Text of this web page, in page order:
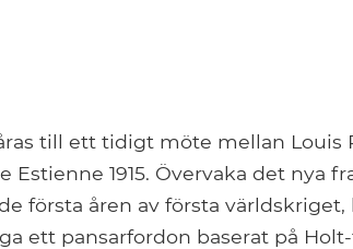
till ett tidigt möte mellan Louis
1915. Övervaka det nya
första åren av första världskriget,
ett pansarfordon baserat på